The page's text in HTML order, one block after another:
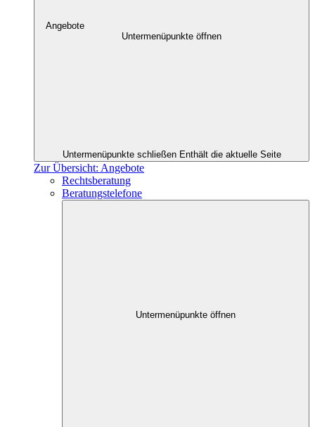
Angebote
Untermenüpunkte öffnen
Untermenüpunkte schließen Enthält die aktuelle Seite
Zur Übersicht: Angebote
Rechtsberatung
Beratungstelefone
Untermenüpunkte öffnen